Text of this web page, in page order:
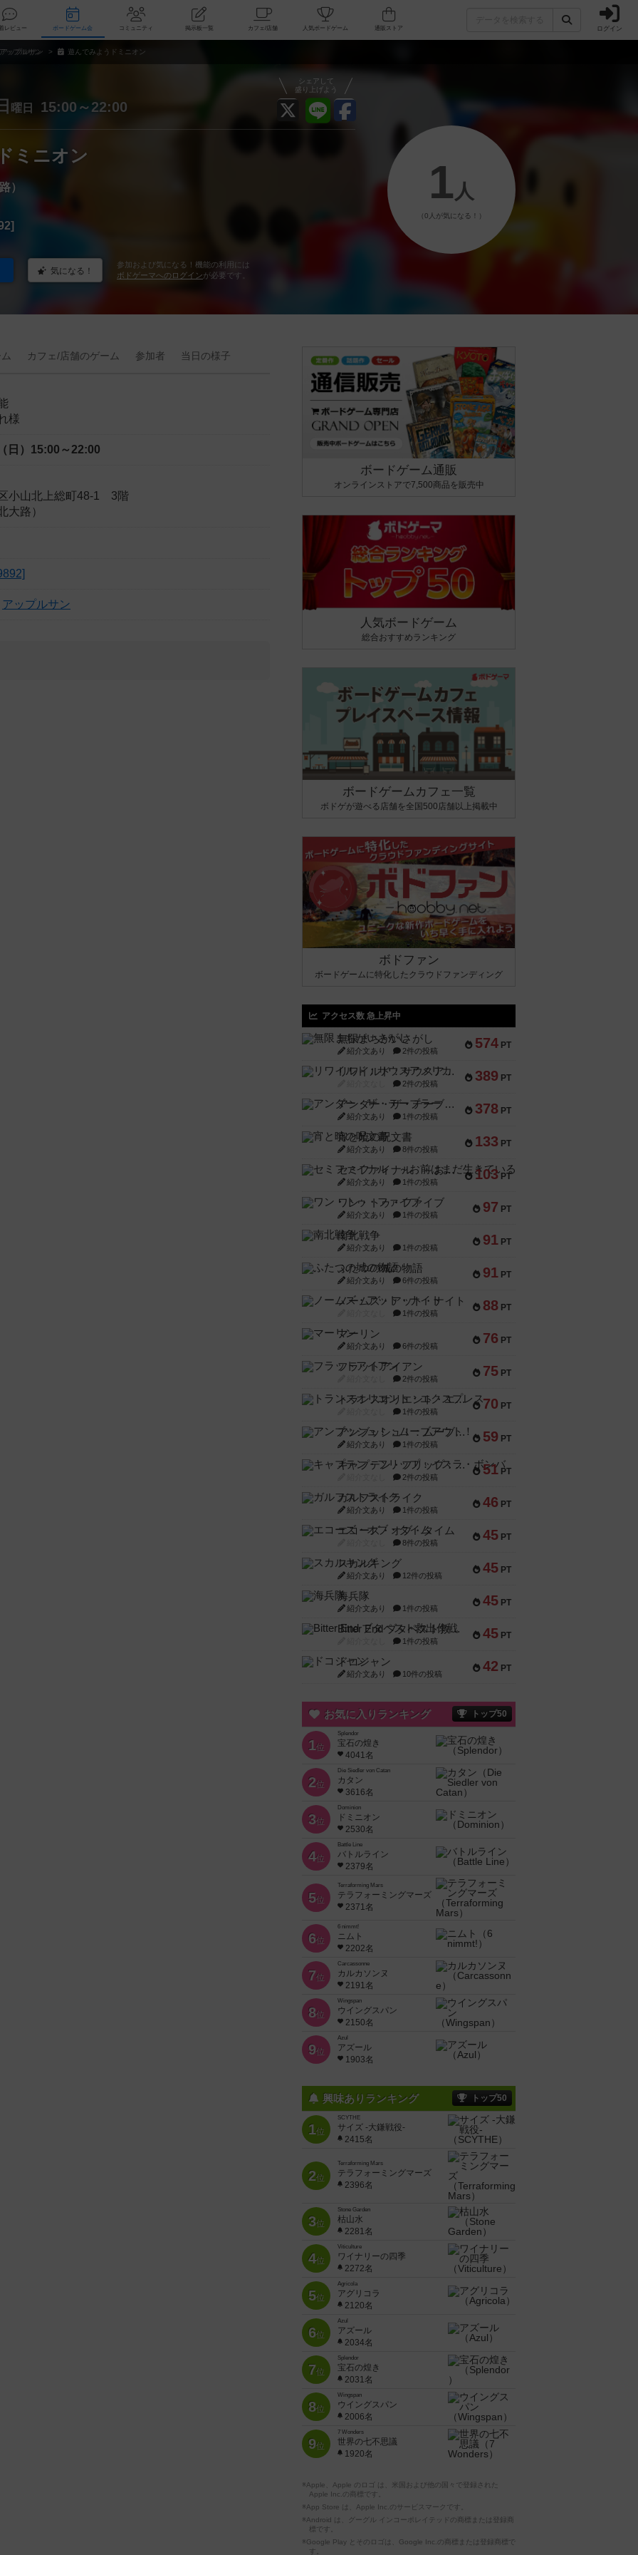
新着レビュー ボードゲーム会 コミュニティ 掲示板一覧 カフェ/店舗 人気ボードゲーム ログイン
アップルサン 遊んでみようドミニオン
シェアして
盛り上げよう
曜日 15:00～22:00
ミニオン
）
気になる！
参加および気になる！機能の利用には
ボドゲーマへのログインが必要です。
1 人
（0人が気になる！）
カフェ/店舗のゲーム 参加者 当日の様子
様
日） 15:00～22:00
小山北上総町48-1 3階
大路）
アップルサン
ボードゲーム通販
オンラインストアで7,500商品を販売中
人気ボードゲーム
総合おすすめランキング
ボードゲームカフェ一覧
ボドゲが遊べる店舗を全国500店舗以上掲載中
ボドファン
ボードゲームに特化したクラウドファンディング
アクセス数 急上昇中
574 PT
無限まちがいさがし
紹介文あり 2件の投稿
389 PT
リワイルド：サウスアメリカ
2件の投稿
378 PT
アンダー・ザ・テーブラー
紹介文あり 1件の投稿
133 PT
宵と暁の呪文書
紹介文あり 8件の投稿
103 PT
セミファイナル ～お前はまだ生きている～
紹介文あり 1件の投稿
97 PT
ワン・トゥ・ファイブ
紹介文あり 1件の投稿
91 PT
南北戦争
紹介文あり 1件の投稿
91 PT
ふたつの城の物語
紹介文あり 6件の投稿
88 PT
ノームズ・アット・ナイト
1件の投稿
76 PT
マーリン
紹介文あり 6件の投稿
75 PT
フラットアイアン
2件の投稿
70 PT
トランスオリエント・エクスプレス
1件の投稿
59 PT
アンブッシュ！：ムーブアウト！
紹介文あり 1件の投稿
51 PT
キャプテン・フリップ：イスラ・ボンバ
2件の投稿
46 PT
ガルフストライク
紹介文あり 1件の投稿
45 PT
エコーズ・オブ・タイム
8件の投稿
45 PT
スカルキング
紹介文あり 12件の投稿
45 PT
海兵隊
紹介文あり 1件の投稿
45 PT
Bitter End ブタペスト救出作戦
1件の投稿
42 PT
ドコジャン
紹介文あり 10件の投稿
お気に入りランキング トップ50
1位
Splendor
宝石の煌き
4041名
2位
Die Siedler von Catan
カタン
3616名
3位
Dominion
ドミニオン
2530名
4位
Battle Line
バトルライン
2379名
5位
Terraforming Mars
テラフォーミングマーズ
2371名
6位
6 nimmt!
ニムト
2202名
7位
Carcassonne
カルカソンヌ
2191名
8位
Wingspan
ウイングスパン
2150名
9位
Azul
アズール
1903名
興味ありランキング トップ50
1位
SCYTHE
サイズ -大鎌戦役-
2415名
2位
Terraforming Mars
テラフォーミングマーズ
2396名
3位
Stone Garden
枯山水
2281名
4位
Viticulture
ワイナリーの四季
2272名
5位
Agricola
アグリコラ
2120名
6位
Azul
アズール
2034名
7位
Splendor
宝石の煌き
2031名
8位
Wingspan
ウイングスパン
2006名
9位
7 Wonders
世界の七不思議
1920名
※Apple、Apple のロゴ は、米国および他の国々で登録された
Apple Inc.の商標です。
※App Store は、Apple Inc.のサービスマークです。
※Android は、グーグル インコーポレイテッドの商標または登録商
標です。
※Google Play とそのロゴは、Google Inc.の商標または登録商標で
す。